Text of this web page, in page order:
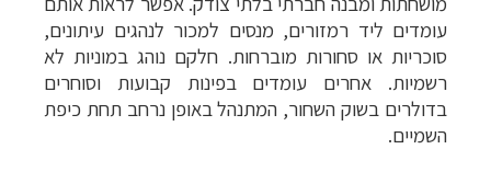
עומדים ליד רמזורים, מנסים למכור לנהגים עיתונים,
סוכריות או סחורות מוברחות. חלקם נוהג במוניות לא
רשמיות. אחרים עומדים בפינות קבועות וסוחרים
בדולרים בשוק השחור, המתנהל באופן נרחב תחת כיפת
השמיים.